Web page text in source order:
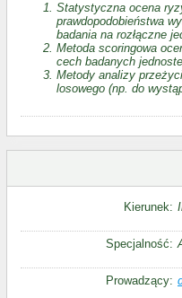
Statystyczna ocena
prawdopodobieństwa
badania na rozłączne
Metoda scoringowa
cech badanych
Metody analizy
losowego (np. do
Kierunek:
Specjalność:
Prowadzący: